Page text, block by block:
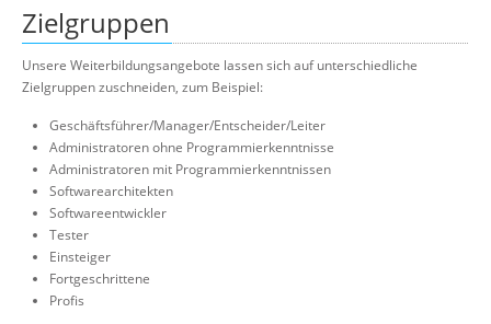
Zielgruppen
Unsere Weiterbildungsangebote lassen sich auf unterschiedliche
Zielgruppen zuschneiden, zum Beispiel:
Geschäftsführer/Manager/Entscheider/Leiter
Administratoren ohne Programmierkenntnisse
Administratoren mit Programmierkenntnissen
Softwarearchitekten
Softwareentwickler
Tester
Einsteiger
Fortgeschrittene
Profis